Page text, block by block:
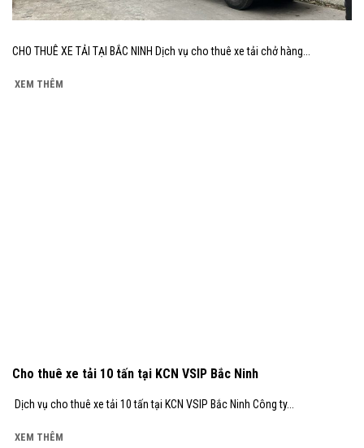
CHO THUÊ XE TẢI TẠI BẮC NINH Dịch vụ cho thuê xe tải chở hàng...
XEM THÊM
Cho thuê xe tải 10 tấn tại KCN VSIP Bắc Ninh
Dịch vụ cho thuê xe tải 10 tấn tại KCN VSIP Bắc Ninh Công ty...
XEM THÊM